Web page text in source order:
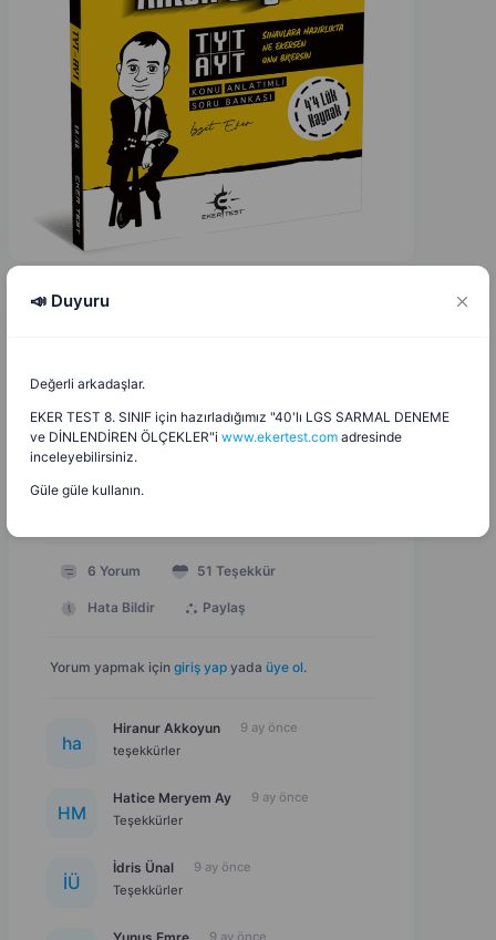
6. Sınıf Din Kültürü ve Ahlak Bilgisi 1. Dönem 1. Yazılı
(Maarif-Cevaplı)
49 KB Doc
6 Yorum 51 Teşekkür
Hata Bildir Paylaş
Yorum yapmak için giriş yap yada üye ol.
ha
Hiranur Akkoyun
9 ay önce
teşekkürler
HM
Hatice Meryem Ay
9 ay önce
Teşekkürler
İÜ
İdris Ünal
9 ay önce
Teşekkürler
📣 Duyuru
Değerli arkadaşlar.
EKER TEST 8. SINIF için hazırladığımız "40'lı LGS SARMAL DENEME
ve DİNLENDİREN ÖLÇEKLER"i www.ekertest.com adresinde
inceleyebilirsiniz.
Güle güle kullanın.